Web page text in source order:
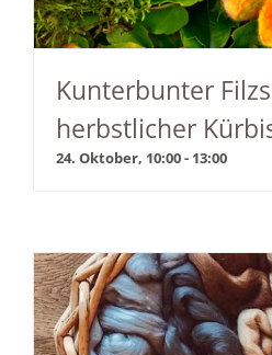
Kunterbunter
herbstlicher
24. Oktober, 10:00- 13:00